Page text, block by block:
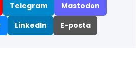
Telegram
Mastodon
LinkedIn E-posta